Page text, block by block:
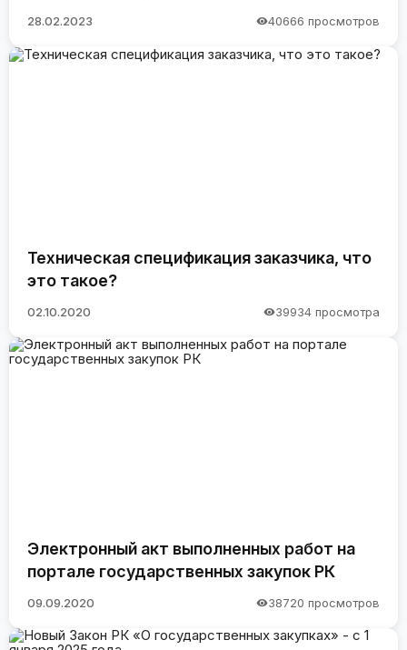
28.02.2023 40666 просмотров
Техническая спецификация заказчика, что
это такое?
02.10.2020 39934 просмотра
Электронный акт выполненных работ на
портале государственных закупок РК
09.09.2020 38720 просмотров